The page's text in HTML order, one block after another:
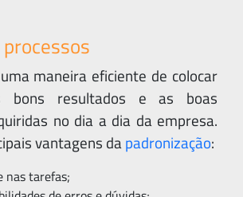
maneira eficiente de colocar
bons resultados e as boas
no dia a dia da empresa.
vantagens dapadronização:
nas tarefas;